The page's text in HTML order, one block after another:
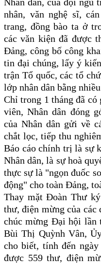
Nhân dân, của đội ngũ
nhân, văn nghệ sĩ,
trang, đồng bào ta ở
các văn kiện đã được
Đảng, công bố công
tin đại chúng, lấy ý
trận Tổ quốc, các tổ
lớp nhân dân bằng
Chỉ trong 1 tháng đã
viên, Nhân dân đóng
của Nhân dân gửi về
chắt lọc, tiếp thu
Báo cáo chính trị là sự
Nhân dân, là sự hoà
thực sự là "ngọn đuốc
động" cho toàn Đảng,
Thay mặt Đoàn Thư
thư, điện mừng của
chúc mừng Đại hội lần
Bùi Thị Quỳnh Vân,
cho biết, tính đến
được 559 thư, điện